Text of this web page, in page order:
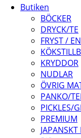
Butiken
BÖCKER
DRYCK/TE
FRYST /
KRYDDOR
NUDLAR
ÖVRIG
PANKO/
PICKLES/
PREMIUM